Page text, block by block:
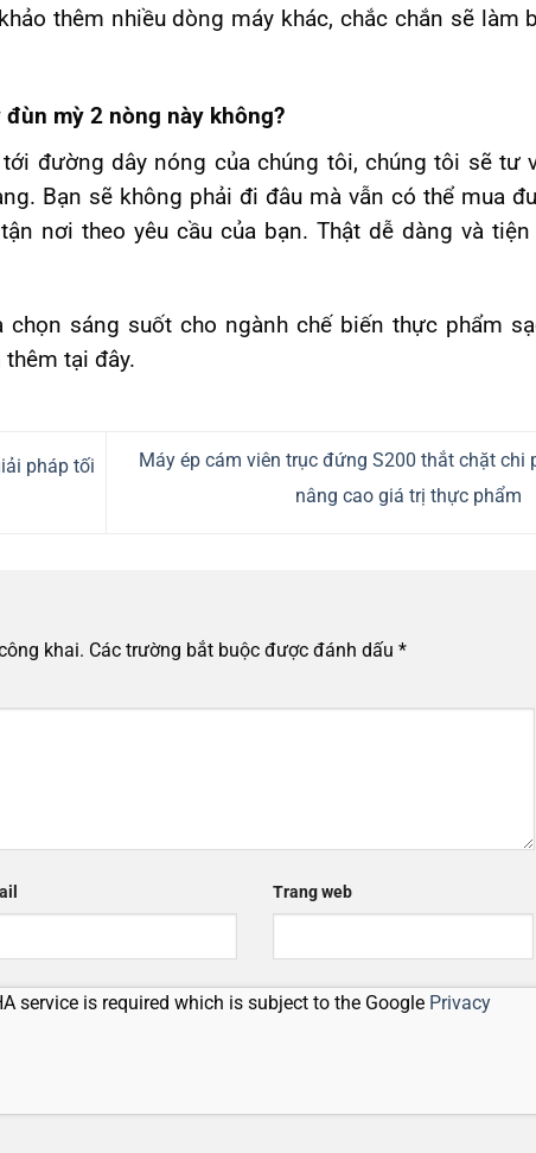
thêm nhiều dòng máy khác, chắc chắn sẽ làm
mỳ 2 nòng này không?
đường dây nóng của chúng tôi, chúng tôi sẽ tư
Bạn sẽ không phải đi đâu mà vẫn có thể mua
nơi theo yêu cầu của bạn. Thật dễ dàng và
sáng suốt cho ngành chế biến thực phẩm
tại đây.
pháp tối
Máy ép cám viên trục đứng S200 thắt chặt chi
nâng cao giá trị thực phẩm
khai. Các trường bắt buộc được đánh dấu *
Trang web
service is required which is subject to the Google Privacy